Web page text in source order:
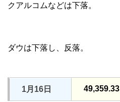
クアルコムなどは下落。
ダウは下落し、反落。
1月16日 49,359.33